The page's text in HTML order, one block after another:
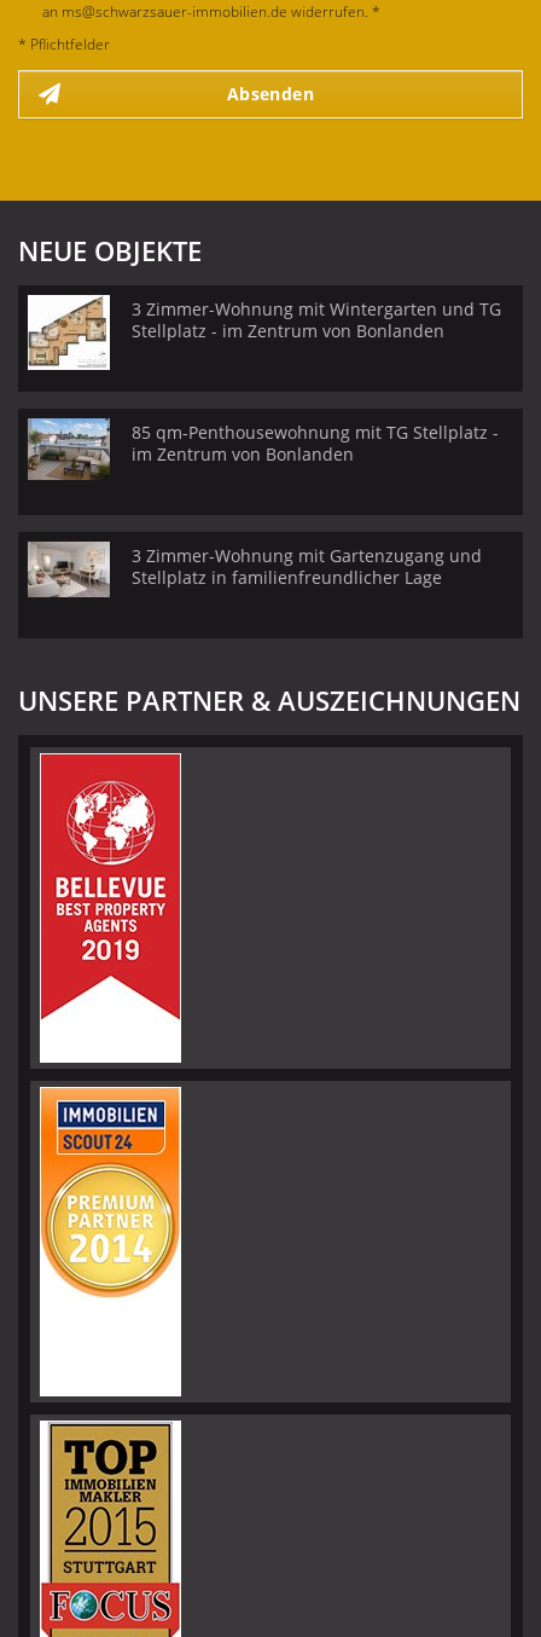
an ms@schwarzsauer-immobilien.de widerrufen. *
* Pflichtfelder
Absenden
NEUE OBJEKTE
3 Zimmer-Wohnung mit Wintergarten und TG
Stellplatz - im Zentrum von Bonlanden
85 qm-Penthousewohnung mit TG Stellplatz -
im Zentrum von Bonlanden
3 Zimmer-Wohnung mit Gartenzugang und
Stellplatz in familienfreundlicher Lage
UNSERE PARTNER & AUSZEICHNUNGEN